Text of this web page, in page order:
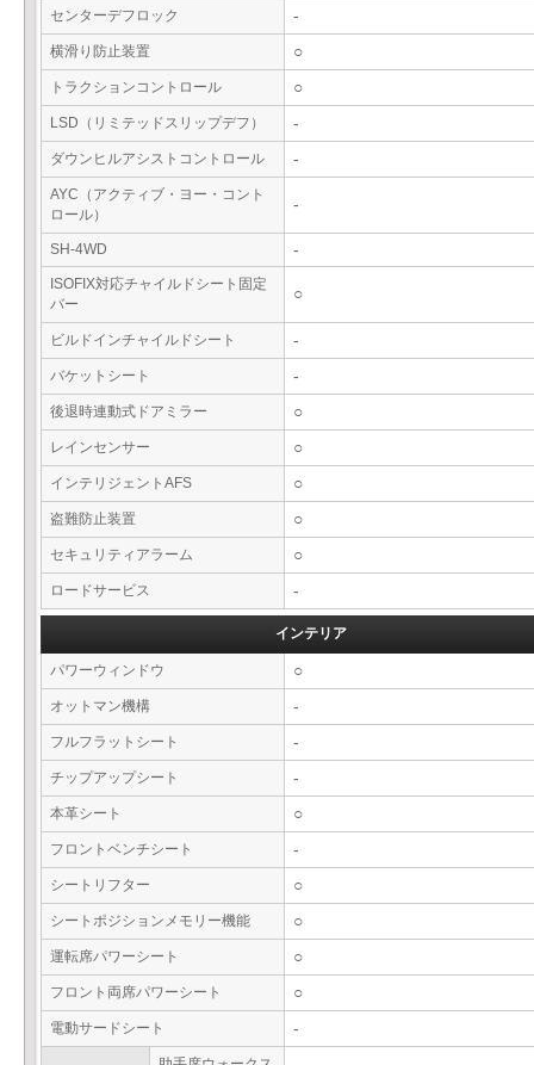
センターデフロック -
横滑り防止装置 ○
トラクションコントロール ○
LSD（リミテッドスリップデフ） -
ダウンヒルアシストコントロール -
AYC（アクティブ・ヨー・コント
ロール）
-
SH-4WD -
ISOFIX対応チャイルドシート固定
バー
○
ビルドインチャイルドシート -
バケットシート -
後退時連動式ドアミラー ○
レインセンサー ○
インテリジェントAFS ○
盗難防止装置 ○
セキュリティアラーム ○
ロードサービス -
インテリア
パワーウィンドウ ○
オットマン機構 -
フルフラットシート -
チップアップシート -
本革シート ○
フロントベンチシート -
シートリフター ○
シートポジションメモリー機能 ○
運転席パワーシート ○
フロント両席パワーシート ○
電動サードシート -